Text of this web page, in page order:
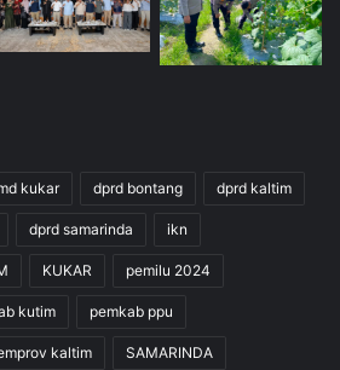
kukar dprd bontang dprd kaltim
dprd samarinda ikn
KUKAR pemilu 2024
kutim pemkab ppu
kaltim SAMARINDA